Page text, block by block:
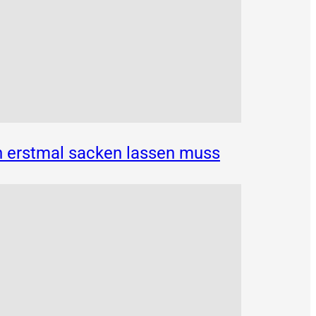
sacken lassen muss